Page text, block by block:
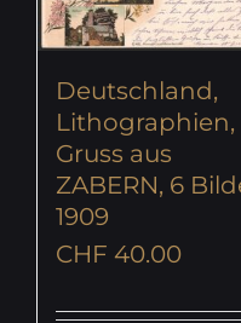
Deutschland,
Lithographien,
Gruss aus
ZABERN, 6
1909
CHF 40.00